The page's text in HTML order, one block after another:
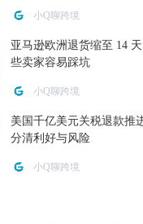
小Q聊跨境
亚马逊欧洲退货缩至 14
些卖家容易踩坑
小Q聊跨境
美国千亿美元关税退款推
分清利好与风险
小Q聊跨境